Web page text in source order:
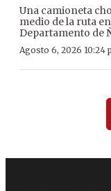
Una camioneta
medio de la ruta
Departamento de
Agosto 6, 2026 10:24